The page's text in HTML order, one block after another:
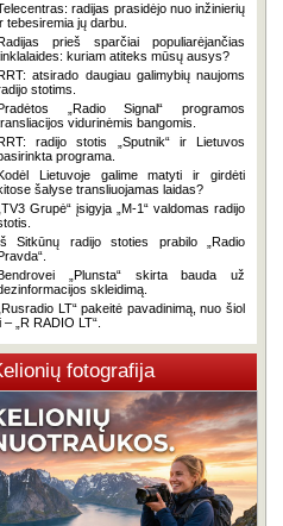
radijas prasidėjo nuo inžinierių
tebesiremia jų darbu.
prieš sparčiai populiarėjančias
kuriam atiteks mūsų ausys?
atsirado daugiau galimybių naujoms
stotims.
„Radio Signal“ programos
vidurinėmis bangomis.
radijo stotis „Sputnik“ ir Lietuvos
programa.
Lietuvoje galime matyti ir girdėti
šalyse transliuojamas laidas?
„TV3 Grupė“ įsigyja „M-1“ valdomas radijo
Sitkūnų radijo stoties prabilo „Radio
„Plunsta“ skirta bauda už
skleidimą.
„Rusradio LT“ pakeitė pavadinimą, nuo šiol
– „R RADIO LT“.
fotografija